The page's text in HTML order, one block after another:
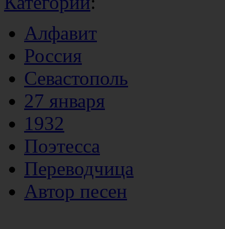
Алфавит
Россия
Севастополь
27 января
1932
Поэтесса
Переводчица
Автор песен